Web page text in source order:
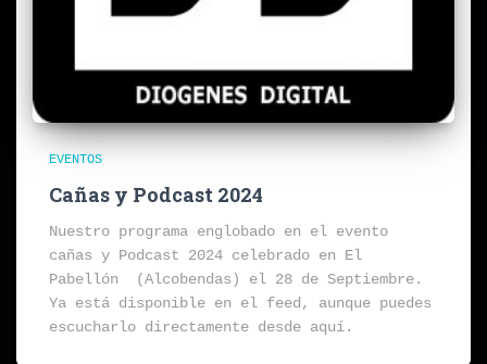
EVENTOS
Cañas y Podcast 2024
Nuestro programa englobado en el evento
cañas y Podcast 2024 celebrado en El
Pabellón (Alcobendas) el 28 de Septiembre.
Ya está disponible en el feed, aunque puedes
escucharlo directamente desde aquí.